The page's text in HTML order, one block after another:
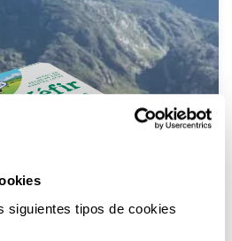
siguientes tipos de cookies